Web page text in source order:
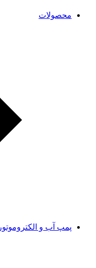
محصولات
پمپ آب و الکتروموتور